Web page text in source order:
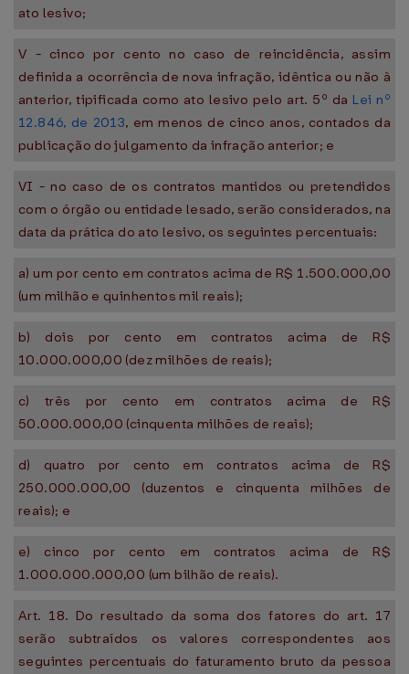
ato lesivo;
V - cinco por cento no caso de reincidência, assim
definida a ocorrência de nova infração, idêntica ou não à
anterior, tipificada como ato lesivo pelo art. 5º da Lei nº
12.846, de 2013, em menos de cinco anos, contados da
publicação do julgamento da infração anterior; e
VI - no caso de os contratos mantidos ou pretendidos
com o órgão ou entidade lesado, serão considerados, na
data da prática do ato lesivo, os seguintes percentuais:
a) um por cento em contratos acima de R$ 1.500.000,00
(um milhão e quinhentos mil reais);
b) dois por cento em contratos acima de R$
10.000.000,00 (dez milhões de reais);
c) três por cento em contratos acima de R$
50.000.000,00 (cinquenta milhões de reais);
d) quatro por cento em contratos acima de R$
250.000.000,00 (duzentos e cinquenta milhões de
reais); e
e) cinco por cento em contratos acima de R$
1.000.000.000,00 (um bilhão de reais).
Art. 18. Do resultado da soma dos fatores do art. 17
serão subtraídos os valores correspondentes aos
seguintes percentuais do faturamento bruto da pessoa